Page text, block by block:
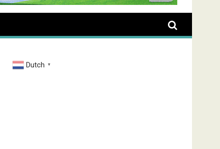
Dutch ▼